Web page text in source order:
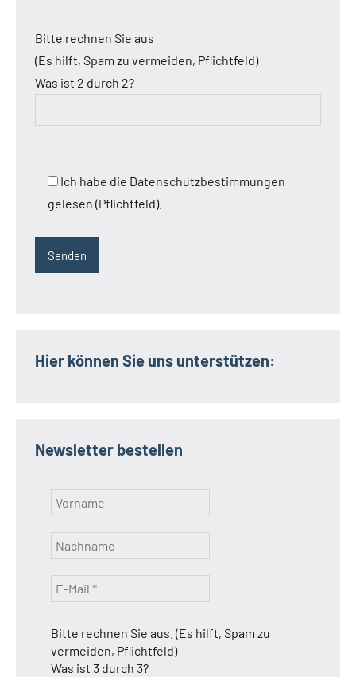
Bitte rechnen Sie aus
(Es hilft, Spam zu vermeiden, Pflichtfeld)
Was ist 2 durch 2?
Ich habe die Datenschutzbestimmungen
gelesen (Pflichtfeld).
Hier können Sie uns unterstützen:
Newsletter bestellen
Bitte rechnen Sie aus. (Es hilft, Spam zu
vermeiden, Pflichtfeld)
Was ist 3 durch 3?